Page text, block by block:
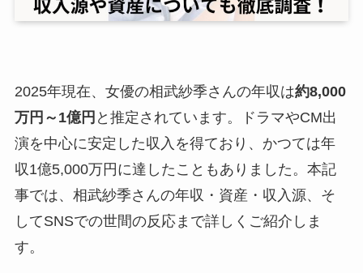
2025年現在、女優の相武紗季さんの年収は約8,000
万円～1億円 と推定されています。ドラマやCM出
演を中心に安定した収入を得ており、かつては年
収1億5,000万円に達したこともありました。本記
事では、相武紗季さんの年収・資産・収入源、そ
してSNSでの世間の反応まで詳しくご紹介しま
す。